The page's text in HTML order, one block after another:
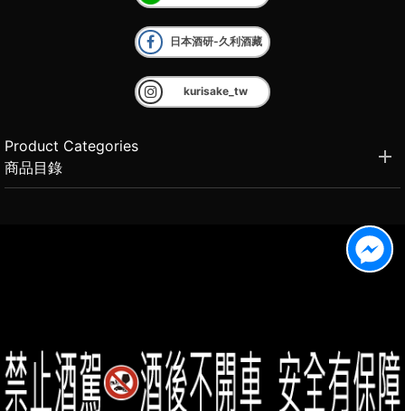
日本酒研-久利酒藏
kurisake_tw
Product Categories
商品目錄
會員中心
客服電話 (02)2331-6080